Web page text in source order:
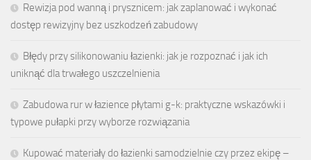
Rewizja pod wanną i prysznicem: jak zaplanować i wykonać
dostęp rewizyjny bez uszkodzeń zabudowy
Błędy przy silikonowaniu łazienki: jak je rozpoznać i jak ich
uniknąć dla trwałego uszczelnienia
Zabudowa rur w łazience płytami g-k: praktyczne wskazówki i
typowe pułapki przy wyborze rozwiązania
Kupować materiały do łazienki samodzielnie czy przez ekipę –